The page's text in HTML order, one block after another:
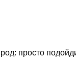
просто